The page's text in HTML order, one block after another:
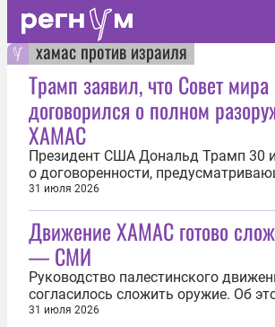
хамас против израиля
Трамп заявил, что Совет мира
договорился о полном
ХАМАС
Президент США Дональд Трамп 30
о договоренности,
разоружение палестинского
«Совет мира достиг исторического
полном разоружении ХАМАС и всех
вооруженных группировок в Газе.
грандиозный шаг к прочному миру
31 июля 2026
Движение ХАМАС готово
— СМИ
Руководство палестинского
согласилось сложить оружие. Об
сообщил портал Axios со ссылкой на
31 июля 2026